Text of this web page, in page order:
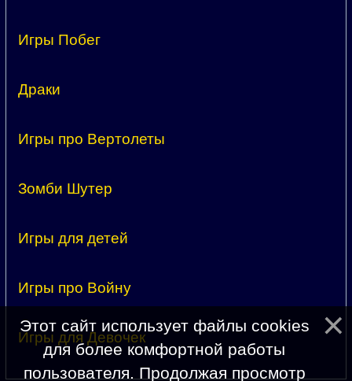
Игры Побег
Драки
Игры про Вертолеты
Зомби Шутер
Игры для детей
Игры про Войну
Игры для Девочек
Этот сайт использует файлы cookies
для более комфортной работы
пользователя. Продолжая просмотр